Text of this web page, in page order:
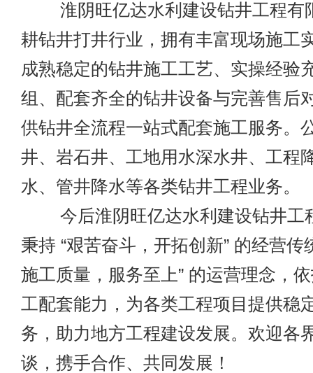
淮阴旺亿达水利建设钻井工程有
耕钻井打井行业，拥有丰富现场施工
成熟稳定的钻井施工工艺、实操经验
组、配套齐全的钻井设备与完善售后
供钻井全流程一站式配套施工服务。
井、岩石井、工地用水深水井、工程
水、管井降水等各类钻井工程业务。
今后淮阴旺亿达水利建设钻井工
秉持 “艰苦奋斗，开拓创新” 的经营传
施工质量，服务至上” 的运营理念，
工配套能力，为各类工程项目提供稳
务，助力地方工程建设发展。欢迎各
谈，携手合作、共同发展！